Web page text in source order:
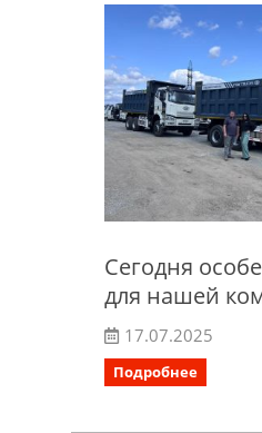
Сегодня
для нашей
17.07.2025
Подробнее